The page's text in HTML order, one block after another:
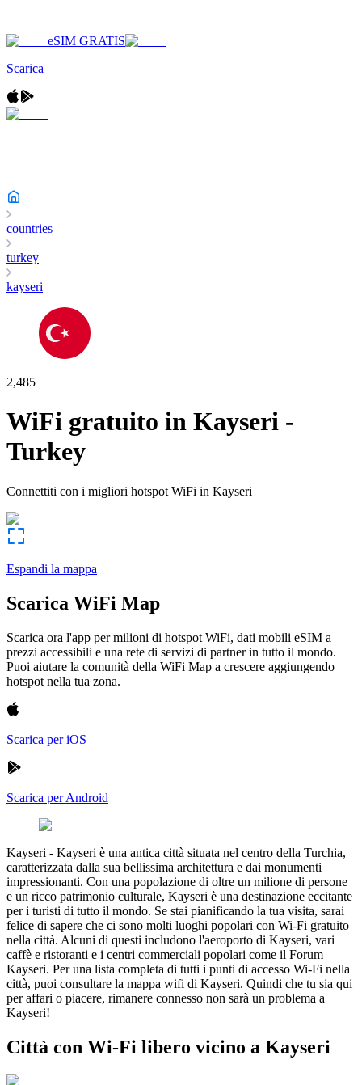
eSIM GRATIS
Scarica
countries
turkey
kayseri
2,485
WiFi gratuito in Kayseri -
Turkey
Connettiti con i migliori hotspot WiFi in Kayseri
Espandi la mappa
Scarica WiFi Map
Scarica ora l'app per milioni di hotspot WiFi, dati mobili eSIM a
prezzi accessibili e una rete di servizi di partner in tutto il mondo.
Puoi aiutare la comunità della WiFi Map a crescere aggiungendo
hotspot nella tua zona.
Scarica per iOS
Scarica per Android
Kayseri - Kayseri è una antica città situata nel centro della Turchia,
caratterizzata dalla sua bellissima architettura e dai monumenti
impressionanti. Con una popolazione di oltre un milione di persone
e un ricco patrimonio culturale, Kayseri è una destinazione eccitante
per i turisti di tutto il mondo. Se stai pianificando la tua visita, sarai
felice di sapere che ci sono molti luoghi popolari con Wi-Fi gratuito
nella città. Alcuni di questi includono l'aeroporto di Kayseri, vari
caffè e ristoranti e i centri commerciali popolari come il Forum
Kayseri. Per una lista completa di tutti i punti di accesso Wi-Fi nella
città, puoi consultare la mappa wifi di Kayseri. Quindi che tu sia qui
per affari o piacere, rimanere connesso non sarà un problema a
Kayseri!
Città con Wi-Fi libero vicino a Kayseri